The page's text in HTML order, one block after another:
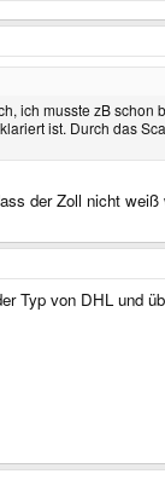
muss ich jetzt bis er
einer Grauzone
es als Plagiat
als Geschenk (Gift)
das hier das richtige
ich musste zB
ist. Durch das
der Zoll nicht
Typ von DHL und